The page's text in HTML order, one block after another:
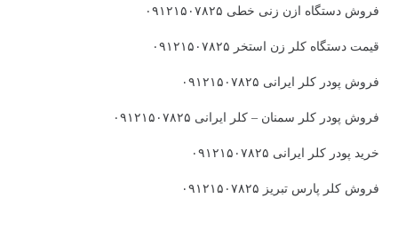
فروش دستگاه ازن زنی خطی ۰۹۱۲۱۵۰۷۸۲۵
قیمت دستگاه کلر زن استخر ۰۹۱۲۱۵۰۷۸۲۵
فروش پودر کلر ایرانی ۰۹۱۲۱۵۰۷۸۲۵
فروش پودر کلر سمنان – کلر ایرانی ۰۹۱۲۱۵۰۷۸۲۵
خرید پودر کلر ایرانی ۰۹۱۲۱۵۰۷۸۲۵
فروش کلر پارس تبریز ۰۹۱۲۱۵۰۷۸۲۵